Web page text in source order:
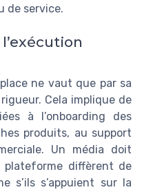
de service.
ne vaut que par sa
Cela implique de
à l’onboarding des
produits, au support
Un média doit
plateforme diffèrent de
s’ils s’appuient sur la